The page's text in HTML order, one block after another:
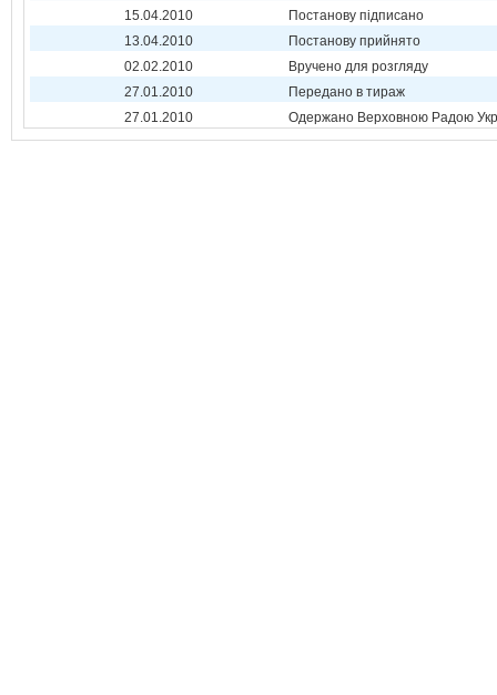
15.04.2010
Постанову підписано
13.04.2010
Постанову прийнято
02.02.2010
Вручено для розгляду
27.01.2010
Передано в тираж
27.01.2010
Одержано Верховною Радою